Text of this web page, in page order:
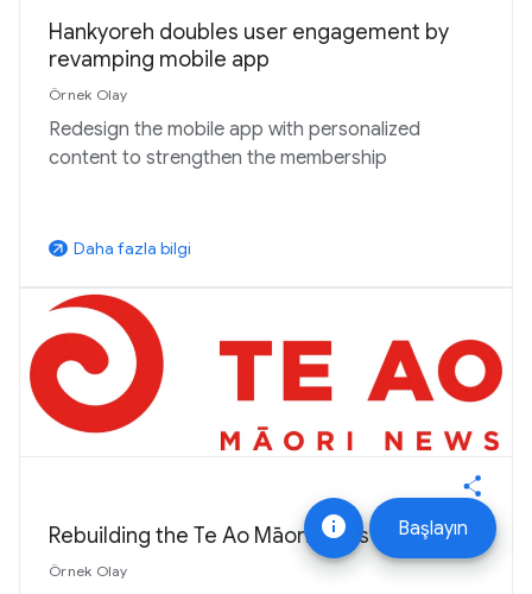
info Başlayın
Hankyoreh doubles user engagement by
revamping mobile app
Örnek Olay
Redesign the mobile app with personalized
content to strengthen the membership
arrow_outward Daha fazla bilgi
Rebuilding the Te Ao Māori News App
Örnek Olay